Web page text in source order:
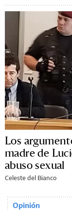
Los
madre de
abuso sexual
Celeste del Bianco
Opinión